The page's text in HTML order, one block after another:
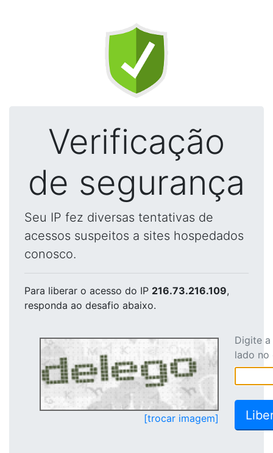
Verificação
de segurança
Seu IP fez diversas tentativas de
acessos suspeitos a sites hospedados
conosco.
Para liberar o acesso do IP 216.73.216.109,
responda ao desafio abaixo.
[trocar imagem]
Digite
lado no